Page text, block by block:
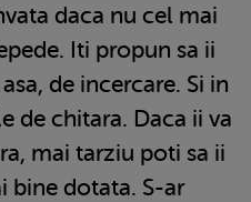
daca nu cel mai
Iti propun sa ii
de incercare. Si in
de chitara. Daca ii va
mai tarziu poti sa ii
bine dotata. S-ar